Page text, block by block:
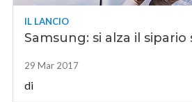
IL LANCIO
Samsung: si alza il sipario
29 Mar 2017
di